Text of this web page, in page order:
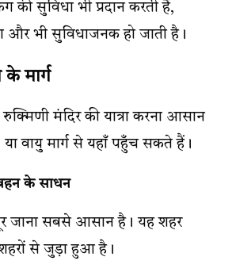
की सुविधा भी प्रदान करती हैं,
और भी सुविधाजनक हो जाती है।
मार्ग
रुक्मिणी मंदिर की यात्रा करना आसान
वायु मार्ग से यहाँ पहुँच सकते हैं।
के साधन
जाना सबसे आसान है। यह शहर
शहरों से जुड़ा हुआ है।